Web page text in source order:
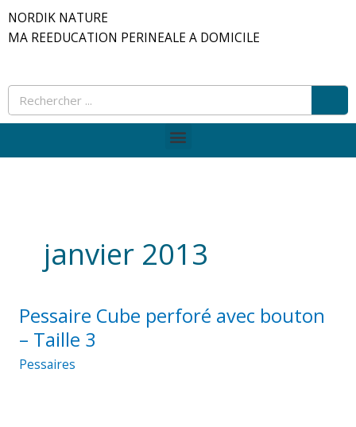
Aller
au
NORDIK NATURE
MA REEDUCATION PERINEALE A DOMICILE
Rechercher
Menu
janvier 2013
Pessaire Cube perforé avec bouton
– Taille 3
Pessaires
Pessaire
Cube
perforé
avec